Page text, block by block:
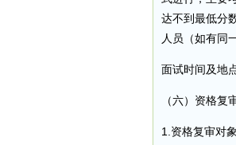
达不到最低分
人员（如有同
面试时间及地
（六）资格复
1.资格复审对